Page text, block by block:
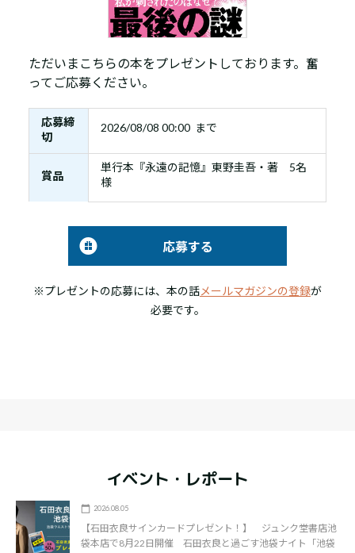
ただいまこちらの本をプレゼントしております。奮
ってご応募ください。
応募締
切
2026/08/08 00:00 まで
賞品
単行本『永遠の記憶』東野圭吾・著 5名
様
応募する
※プレゼントの応募には、本の話メールマガジンの登録が
必要です。
イベント・レポート
2026.08.05
【石田衣良サインカードプレゼント！】 ジュンク堂書店池
袋本店で8月22日開催 石田衣良と過ごす池袋ナイト「池袋